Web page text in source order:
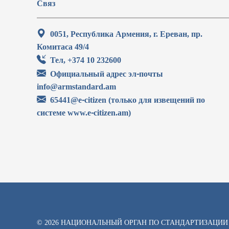
Связ
0051, Республика Армения, г. Ереван, пр.
Комитаса 49/4
Тел, +374 10 232600
Официальный адрес эл-почты
info@armstandard.am
65441@e-citizen (только для извещений по
системе www.e-citizen.am)
© 2026 НАЦИОНАЛЬНЫЙ ОРГАН ПО